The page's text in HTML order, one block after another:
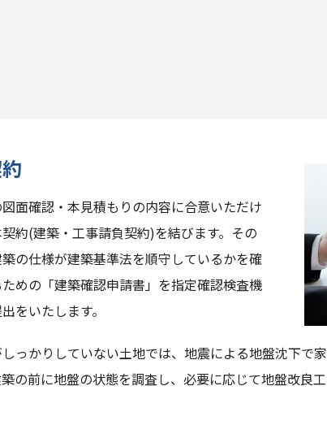
面確認・本見積もりの内容に合意いただけ
約(建築・工事請負契約)を結びます。その
の仕様が建築基準法を順守しているかを確
めの「建築確認申請書」を指定確認検査機
をいたします。
っかりしていない土地では、地震による地盤沈下で
の前に地盤の状態を調査し、必要に応じて地盤改良工